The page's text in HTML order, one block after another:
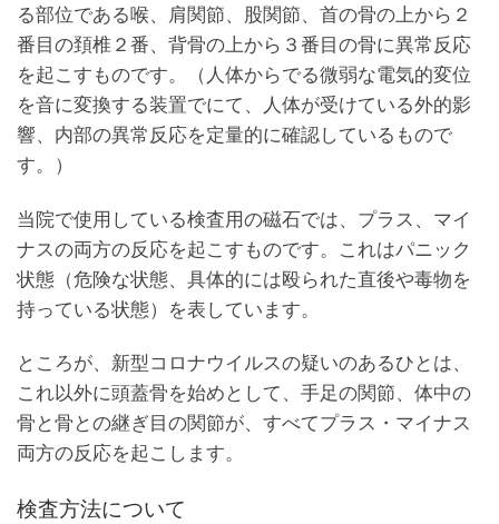
る部位である喉、肩関節、股関節、首の骨の上から２
番目の頚椎２番、背骨の上から３番目の骨に異常反応
を起こすものです。（人体からでる微弱な電気的変位
を音に変換する装置でにて、人体が受けている外的影
響、内部の異常反応を定量的に確認しているもので
す。）
当院で使用している検査用の磁石では、プラス、マイ
ナスの両方の反応を起こすものです。これはパニック
状態（危険な状態、具体的には殴られた直後や毒物を
持っている状態）を表しています。
ところが、新型コロナウイルスの疑いのあるひとは、
これ以外に頭蓋骨を始めとして、手足の関節、体中の
骨と骨との継ぎ目の関節が、すべてプラス・マイナス
両方の反応を起こします。
検査方法について